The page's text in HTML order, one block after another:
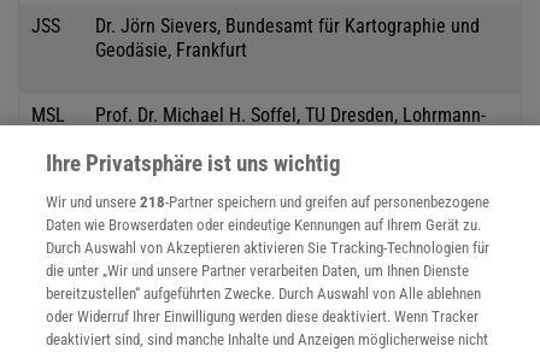
JSS
Dr. Jörn Sievers, Bundesamt für Kartographie und
Geodäsie, Frankfurt
MSL
Prof. Dr. Michael H. Soffel, TU Dresden, Lohrmann-
ESS Prof. Dr. em. h.c. Ernst Spiess, Forch (CH)
WSS Doz. i.R. Dr. Werner Stams, Radebeul
MSR Dipl.-Geogr. Monika Stauber, Berlin
Ihre Privatsphäre ist uns wichtig
Wir und unsere218-Partner speichern und greifen auf personenbezogene
Daten wie Browserdaten oder eindeutige Kennungen auf Ihrem Gerät zu.
Durch Auswahl von Akzeptieren aktivieren Sie Tracking-Technologien für
die unter „Wir und unsere Partner verarbeiten Daten, um Ihnen Dienste
bereitzustellen“ aufgeführten Zwecke. Durch Auswahl von Alle ablehnen
oder Widerruf Ihrer Einwilligung werden diese deaktiviert. Wenn Tracker
deaktiviert sind, sind manche Inhalte und Anzeigen möglicherweise nicht